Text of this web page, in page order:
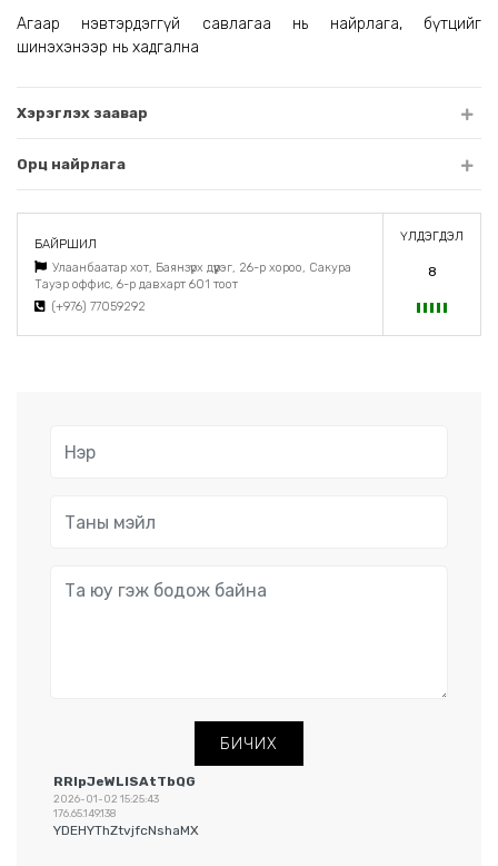
Агаар нэвтэрдэггүй савлагаа нь найрлага, бүтцийг
шинэхэнээр нь хадгална
Хэрэглэх заавар
Орц найрлага
БАЙРШИЛ
Улаанбаатар хот, Баянзүрх дүүрэг, 26-р хороо, Сакура
Тауэр оффис, 6-р давхарт 601 тоот
(+976) 77059292
ҮЛДЭГДЭЛ
8
БИЧИХ
RRIpJeWLlSAtTbQG
2026-01-02 15:25:43
176.65.149.138
YDEHYThZtvjfcNshaMX